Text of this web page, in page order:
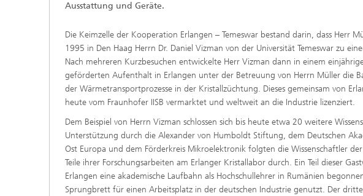
Ausstattung und Geräte.
Die Keimzelle der Kooperation Erlangen – Temeswar bestand darin, dass Herr
1995 in Den Haag Herrn Dr. Daniel Vizman von der Universität Temeswar zu
Nach mehreren Kurzbesuchen entwickelte Herr Vizman dann in einem
geförderten Aufenthalt in Erlangen unter der Betreuung von Herrn Müller die
der Wärmetransportprozesse in der Kristallzüchtung. Dieses gemeinsam von
heute vom Fraunhofer IISB vermarktet und weltweit an die Industrie lizenziert.
Dem Beispiel von Herrn Vizman schlossen sich bis heute etwa 20 weitere
Unterstützung durch die Alexander von Humboldt Stiftung, dem Deutschen
Ost Europa und dem Förderkreis Mikroelektronik folgten die Wissenschaftler
Teile ihrer Forschungsarbeiten am Erlanger Kristallabor durch. Ein Teil dieser
Erlangen eine akademische Laufbahn als Hochschullehrer in Rumänien
Sprungbrett für einen Arbeitsplatz in der deutschen Industrie genutzt. Der